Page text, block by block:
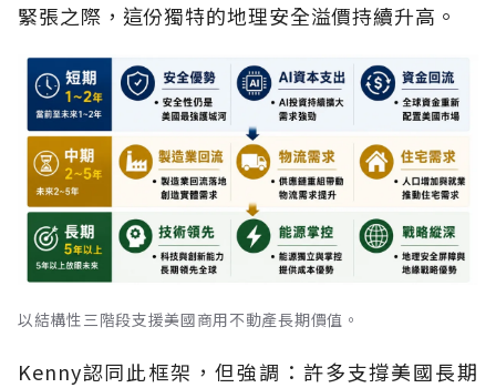
緊張之際，這份獨特的地理安全溢價持續升高。
以結構性三階段支援美國商用不動產長期價值。
Kenny認同此框架，但強調：許多支撐美國長期